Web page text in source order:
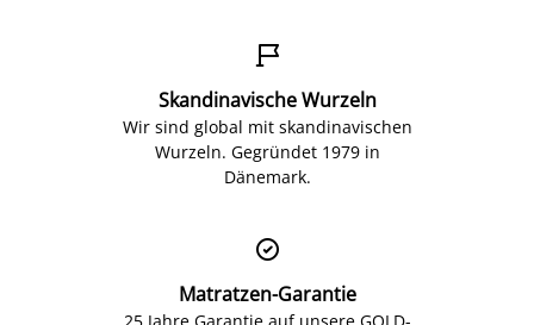

Skandinavische Wurzeln
Wir sind global mit skandinavischen
Wurzeln. Gegründet 1979 in
Dänemark.

Matratzen-Garantie